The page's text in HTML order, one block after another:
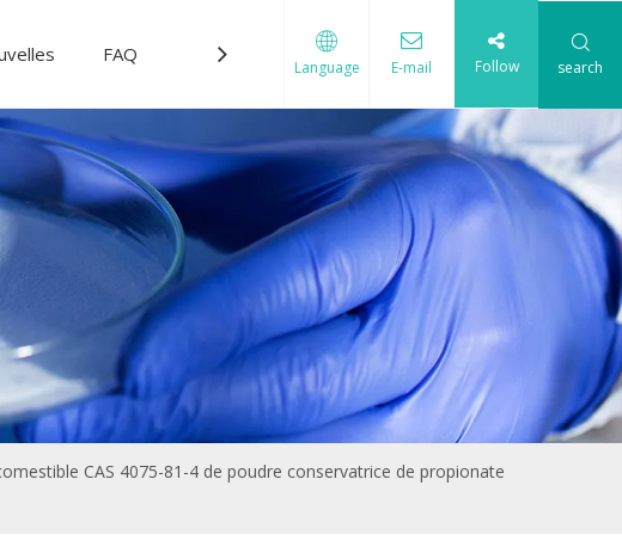
FAQ Télécharger Nous contacter
Language E-mail Follow search
CAS 4075-81-4 de poudre conservatrice de propionate